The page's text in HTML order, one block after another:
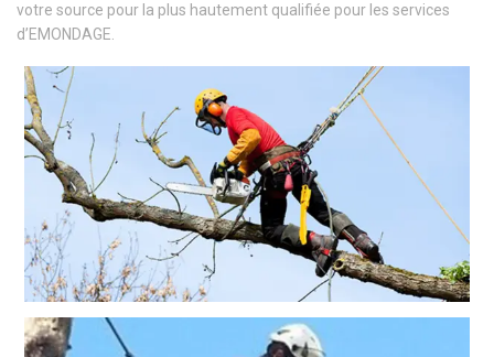
votre source pour la plus hautement qualifiée pour les services
d’EMONDAGE.